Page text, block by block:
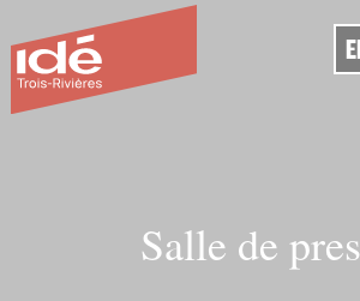
Salle de